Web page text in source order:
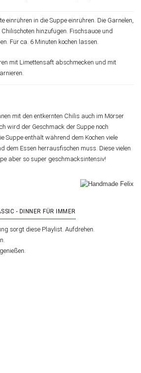
einrühren in die Suppe einrühren. Die Garnelen,
hinzufügen. Fischsauce und
Für ca. 6 Minuten kochen lassen.
mit Limettensaft abschmecken und mit
mit den entkernten Chilis auch im Mörser
wird der Geschmack der Suppe noch
Suppe enthält während dem Kochen viele
dem Essen herrausfischen muss. Diese vielen
aber so super geschmacksintensiv!
- DINNER FÜR IMMER
sorgt diese Playlist. Aufdrehen.